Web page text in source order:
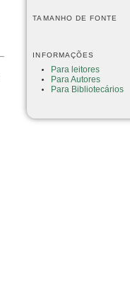
TAMANHO DE FONTE
INFORMAÇÕES
Para leitores
Para Autores
Para Bibliotecários